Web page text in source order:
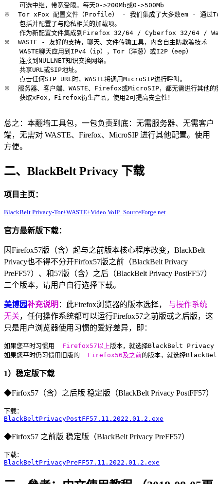
    可选中继，带宽受限。每天0->200Mb或0->500Mb
※  Tor xFox 配置文件（Profile） - 我们集成了大多数em - 通过
    包括并配置了与隐私相关的加载项。
作为新配置文件集成到Firefox 32/64 / Cyber​​fox 32/64 /
※  WASTE - 友好的支持，聊天、文件传输工具，内含自主防欺骗技术
    WASTE聊天应用到IPv4（ip），Tor（洋葱）或I2P（eep）
    连接到NULLNET知识交换网络。
    共享URL或SIP地址。
    点击任何SIP URL时，WASTE将调用MicroSIP进行呼叫。
※  服务器、客户端、WASTE、Firefox或MicroSIP，都无需进行其他的
    获取xFox，Firefox衍生产品，使用2可提高安全性！
总之：本翻墙工具包，一包负责到底：无需服务器、无需客户
端，无需对 WASTE、Firefox、MicroSIP 进行其他配置。使用
方便。
二、BlackBelt Privacy 下载
项目主页：
BlackBelt Privacy-Tor+WASTE+Video VoIP_SourceForge.net
官方最新版下载：
因Firefox57版（含）起与之前版本核心程序改变，BlackBelt
Privacy也不得不分开Firfox57版之前（BlackBelt Privacy
PreFF57）、和57版（含）之后（BlackBelt Privacy PostFF57）
二个版本，请用户自行选择下载。
美博园补充说明 ：此Firefox浏览器的版本选择， 与操作系统
无关，任何操作系统都可以运行Firefox57之前版或之后版，这
只是用户浏览器使用习惯的爱好差异，即：
如果您平时习惯用 Firefox57以上版本，就选择BlackBelt Privacy
如果您平时仍习惯用旧版的
Firefox56及之前的版本，就选择
1）稳定版下载
◆Firfox57（含）之后版 稳定版（BlackBelt Privacy PostFF57）
BlackBeltPrivacyPostFF57.11.2022.01.2.exe
◆Firfox57 之前版 稳定版（BlackBelt Privacy PreFF57）
BlackBeltPrivacyPreFF57.11.2022.01.2.exe